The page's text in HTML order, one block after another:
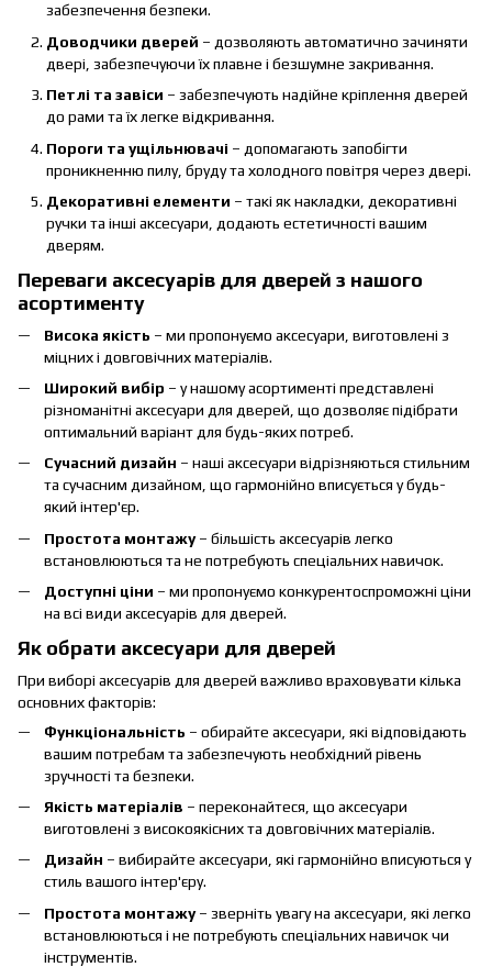
забезпечення безпеки.
Доводчики дверей – дозволяють автоматично зачиняти
двері, забезпечуючи їх плавне і безшумне закривання.
Петлі та завіси – забезпечують надійне кріплення дверей
до рами та їх легке відкривання.
Пороги та ущільнювачі – допомагають запобігти
проникненню пилу, бруду та холодного повітря через двері.
Декоративні елементи – такі як накладки, декоративні
ручки та інші аксесуари, додають естетичності вашим
дверям.
Переваги аксесуарів для дверей з нашого
асортименту
Висока якість – ми пропонуємо аксесуари, виготовлені з
міцних і довговічних матеріалів.
Широкий вибір – у нашому асортименті представлені
різноманітні аксесуари для дверей, що дозволяє підібрати
оптимальний варіант для будь-яких потреб.
Сучасний дизайн – наші аксесуари відрізняються стильним
та сучасним дизайном, що гармонійно вписується у будь-
який інтер'єр.
Простота монтажу– більшість аксесуарів легко
встановлюються та не потребують спеціальних навичок.
Доступні ціни – ми пропонуємо конкурентоспроможні ціни
на всі види аксесуарів для дверей.
Як обрати аксесуари для дверей
При виборі аксесуарів для дверей важливо враховувати кілька
основних факторів:
Функціональність – обирайте аксесуари, які відповідають
вашим потребам та забезпечують необхідний рівень
зручності та безпеки.
Якість матеріалів – переконайтеся, що аксесуари
виготовлені з високоякісних та довговічних матеріалів.
Дизайн – вибирайте аксесуари, які гармонійно вписуються у
стиль вашого інтер'єру.
Простота монтажу– зверніть увагу на аксесуари, які легко
встановлюються і не потребують спеціальних навичок чи
інструментів.